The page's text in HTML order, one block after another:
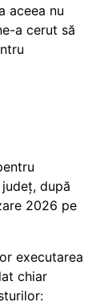
aceea nu
a cerut să
după
2026 pe
executarea
chiar